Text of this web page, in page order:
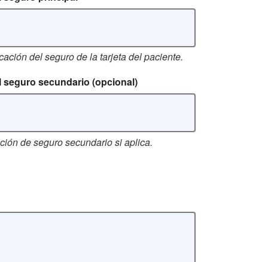
del seguro de la tarjeta del paciente.
seguro secundario (opcional)
de seguro secundario si aplica.